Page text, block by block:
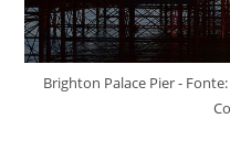
Brighton Palace Pier -